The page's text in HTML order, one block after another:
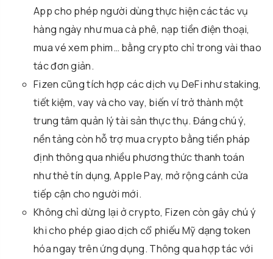
App cho phép người dùng thực hiện các tác vụ
hàng ngày như mua cà phê, nạp tiền điện thoại,
mua vé xem phim… bằng crypto chỉ trong vài thao
tác đơn giản.
Fizen cũng tích hợp các dịch vụ DeFi như staking,
tiết kiệm, vay và cho vay, biến ví trở thành một
trung tâm quản lý tài sản thực thụ. Đáng chú ý,
nền tảng còn hỗ trợ mua crypto bằng tiền pháp
định thông qua nhiều phương thức thanh toán
như thẻ tín dụng, Apple Pay, mở rộng cánh cửa
tiếp cận cho người mới.
Không chỉ dừng lại ở crypto, Fizen còn gây chú ý
khi cho phép giao dịch cổ phiếu Mỹ dạng token
hóa ngay trên ứng dụng. Thông qua hợp tác với